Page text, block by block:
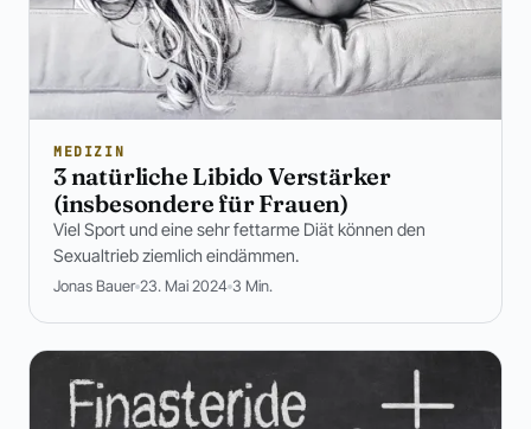
MEDIZIN
3 natürliche Libido Verstärker
(insbesondere für Frauen)
Viel Sport und eine sehr fettarme Diät können den
Sexualtrieb ziemlich eindämmen.
Jonas Bauer 23. Mai 2024 3 Min.